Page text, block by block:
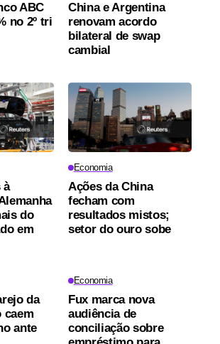
ABC
no 2º tri
China e Argentina
renovam acordo
bilateral de swap
cambial
à
do
em
Economia
Ações da China
fecham com
resultados mistos;
setor do ouro sobe
da
caem
ante
Economia
Fux marca nova
audiência de
conciliação sobre